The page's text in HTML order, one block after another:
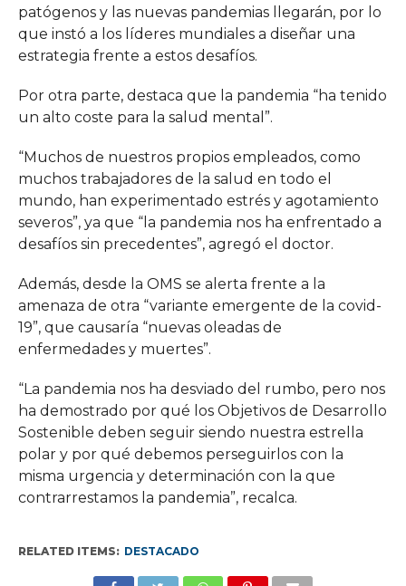
patógenos y las nuevas pandemias llegarán, por lo
que instó a los líderes mundiales a diseñar una
estrategia frente a estos desafíos.
Por otra parte, destaca que la pandemia “ha tenido
un alto coste para la salud mental”.
“Muchos de nuestros propios empleados, como
muchos trabajadores de la salud en todo el
mundo, han experimentado estrés y agotamiento
severos”, ya que “la pandemia nos ha enfrentado a
desafíos sin precedentes”, agregó el doctor.
Además, desde la OMS se alerta frente a la
amenaza de otra “variante emergente de la covid-
19”, que causaría “nuevas oleadas de
enfermedades y muertes”.
“La pandemia nos ha desviado del rumbo, pero nos
ha demostrado por qué los Objetivos de Desarrollo
Sostenible deben seguir siendo nuestra estrella
polar y por qué debemos perseguirlos con la
misma urgencia y determinación con la que
contrarrestamos la pandemia”, recalca.
RELATED ITEMS: DESTACADO